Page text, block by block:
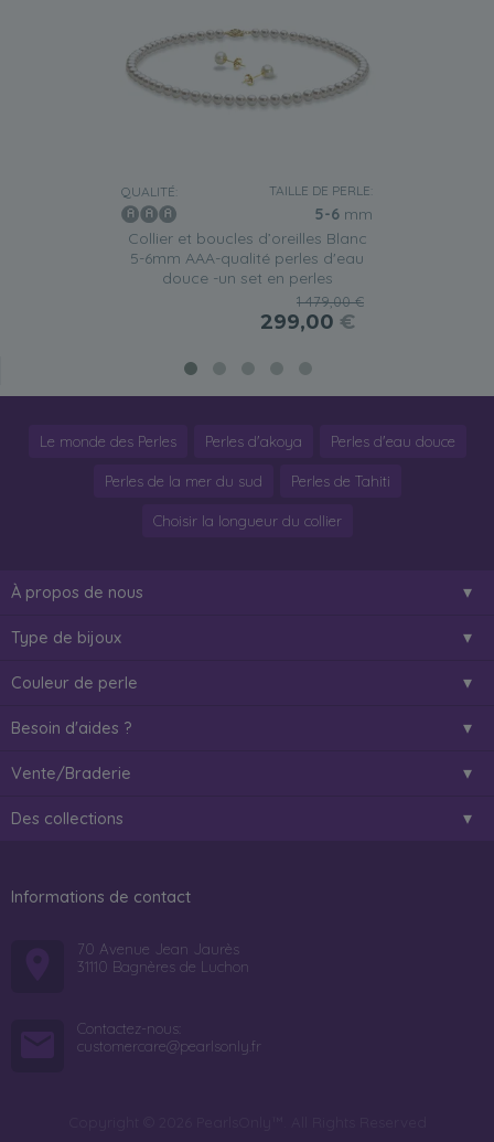
QUALITÉ: TAILLE DE PERLE:
5-6 mm
Collier et boucles d’oreilles Blanc
5-6mm AAA-qualité perles d'eau
douce -un set en perles
1 479,00 €
299,00 €
Le monde des Perles Perles d'akoya Perles d'eau douce
Perles de la mer du sud Perles de Tahiti
Choisir la longueur du collier
À propos de nous
Type de bijoux
Couleur de perle
Besoin d'aides ?
Vente/Braderie
Des collections
Informations de contact
70 Avenue Jean Jaurès
31110 Bagnères de Luchon
Contactez-nous:
customercare@pearlsonly.fr